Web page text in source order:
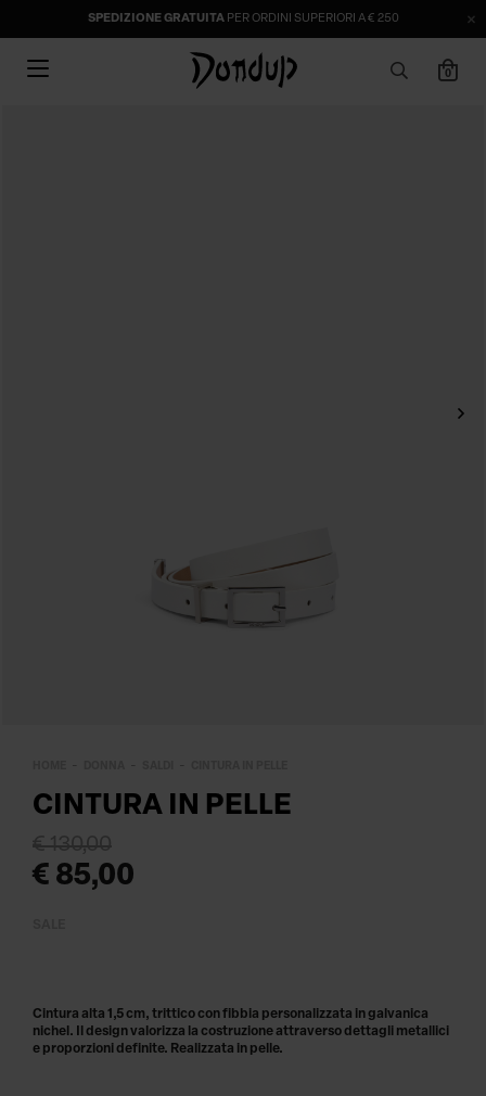
SPEDIZIONE GRATUITAPER ORDINI SUPERIORI A € 250
0
CINTURA IN PELLE
€ 85,00
€ 130,00
Cintura alta 1,5 cm, trittico con fibbia personalizzata in galvanica
nichel. Il design valorizza la costruzione attraverso dettagli metallici
e proporzioni definite. Realizzata in pelle.